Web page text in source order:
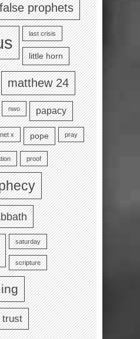
false prophets
last crisis
little horn
matthew 24
nwo papacy
x pope pray
proof
saturday
scripture
trust